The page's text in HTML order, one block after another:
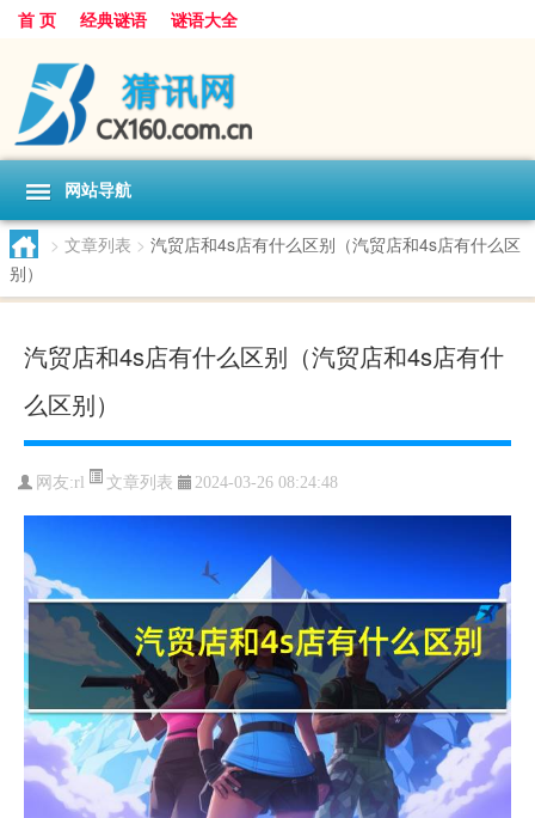
首 页 经典谜语 谜语大全
网站导航
> 文章列表 > 汽贸店和4s店有什么区别（汽贸店和4s店有什么区
别）
汽贸店和4s店有什么区别（汽贸店和4s店有什
么区别）
网友:rl 文章列表 2024-03-26 08:24:48